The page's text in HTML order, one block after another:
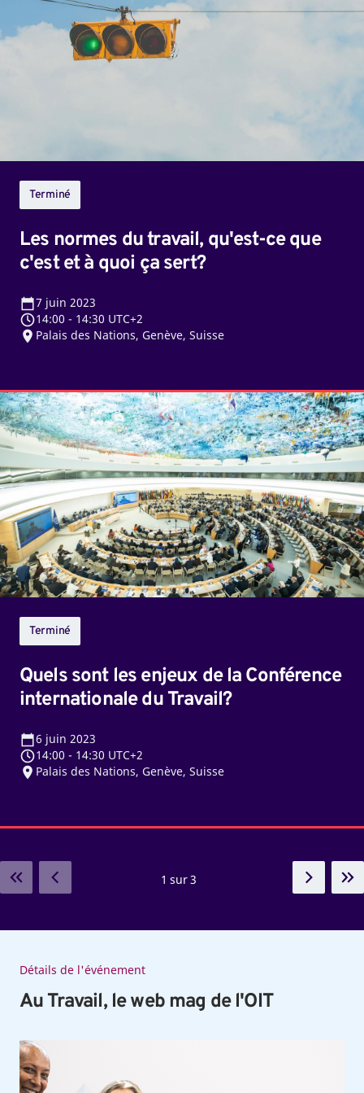
travail,
à
quoi
sert?
Terminé
Les normes du travail, qu'est-ce que
c'est et à quoi ça sert?
7 juin 2023
14:00 - 14:30 UTC+2
Palais des Nations, Genève, Suisse
Quels
sont
les
enjeux
de
la
Conférence
internationale
du
Travail?
Terminé
Quels sont les enjeux de la Conférence
internationale du Travail?
6 juin 2023
14:00 - 14:30 UTC+2
Palais des Nations, Genève, Suisse
1 sur 3
Détails de l'événement
Au Travail, le web mag de l'OIT